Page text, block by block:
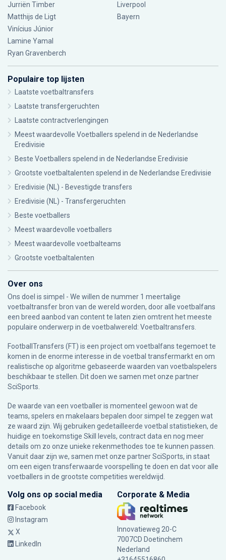
Jurriën Timber
Matthijs de Ligt
Vinícius Júnior
Lamine Yamal
Ryan Gravenberch
Liverpool
Bayern
Populaire top lijsten
Laatste voetbaltransfers
Laatste transfergeruchten
Laatste contractverlengingen
Meest waardevolle Voetballers spelend in de Nederlandse
Eredivisie
Beste Voetballers spelend in de Nederlandse Eredivisie
Grootste voetbaltalenten spelend in de Nederlandse Eredivisie
Eredivisie (NL) - Bevestigde transfers
Eredivisie (NL) - Transfergeruchten
Beste voetballers
Meest waardevolle voetballers
Meest waardevolle voetbalteams
Grootste voetbaltalenten
Over ons
Ons doel is simpel - We willen de nummer 1 meertalige
voetbaltransfer bron van de wereld worden, door alle voetbalfans
een breed aanbod van content te laten zien omtrent het meeste
populaire onderwerp in de voetbalwereld: Voetbaltransfers.
FootballTransfers (FT) is een project om voetbalfans tegemoet te
komen in de enorme interesse in de voetbal transfermarkt en om
realistische op algoritme gebaseerde waarden van voetbalspelers
beschikbaar te stellen. Dit doen we samen met onze partner
SciSports
De waarde van een voetballer is momenteel gewoon wat de
teams, spelers en makelaars bepalen door simpel te zeggen wat
ze waard zijn. Wij gebruiken gedetailleerde voetbal statistieken, de
huidige en toekomstige Skill levels, contract data en nog meer
details om zo onze unieke rekenmethodes toe te kunnen passen.
Vanuit daar zijn we, samen met onze partner SciSports, in staat
om een eigen transferwaarde voorspelling te doen en dat voor alle
voetballers in de grootste competities wereldwijd.
Volg ons op social media
Facebook
Instagram
X
LinkedIn
Corporate & Media
Innovatieweg 20-C
7007CD Doetinchem
Nederland